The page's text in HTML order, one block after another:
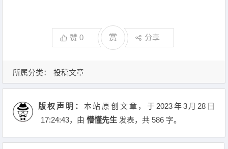
赞0 赏 分享
所属分类： 投稿文章
版权声明： 本站原创文章，于2023年3月28日
17:24:43，由懵懂先生 发表，共 586 字。